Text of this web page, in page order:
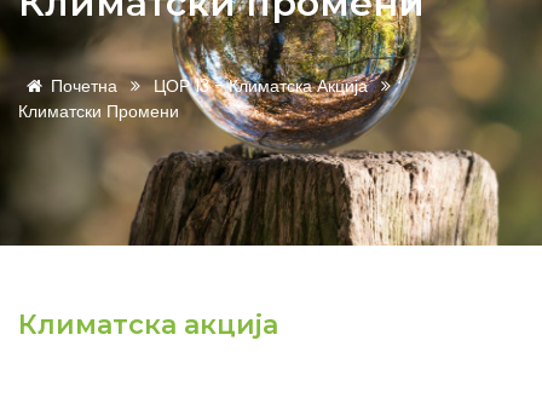
Почетна
ЦОР 13 - Климатска Акција
Климатски Промени
Климатска акција